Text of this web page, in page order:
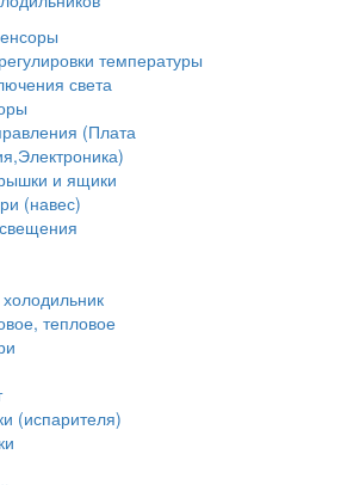
температуры
света
(Плата
и ящики
(навес)
тепловое
(испарителя)